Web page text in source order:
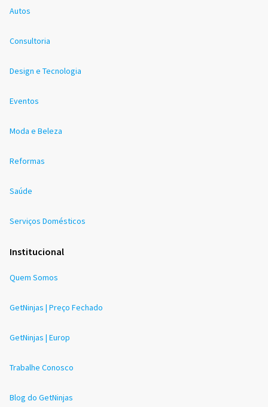
Autos
Consultoria
Design e Tecnologia
Eventos
Moda e Beleza
Reformas
Saúde
Serviços Domésticos
Institucional
Quem Somos
GetNinjas | Preço Fechado
GetNinjas | Europ
Trabalhe Conosco
Blog do GetNinjas